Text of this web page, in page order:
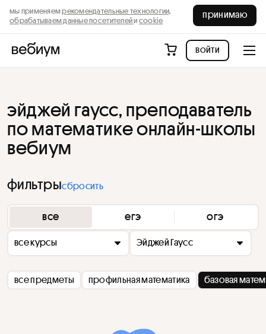
мы применяемрекомендательные технологии,
обрабатываем данные посетителейи cookie
принимаю
войти
эйджей гаусс, преподаватель
по математике онлайн-школы
вебиум
фильтрысбросить
все егэ огэ
все курсы Эйджей Гаусс
все предметы профильная математика базовая